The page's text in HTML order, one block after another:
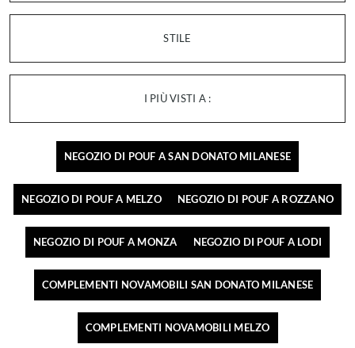
STILE
I PIÙ VISTI A :
NEGOZIO DI POUF A SAN DONATO MILANESE
NEGOZIO DI POUF A MELZO NEGOZIO DI POUF A ROZZANO
NEGOZIO DI POUF A MONZA NEGOZIO DI POUF A LODI
COMPLEMENTI NOVAMOBILI SAN DONATO MILANESE
COMPLEMENTI NOVAMOBILI MELZO